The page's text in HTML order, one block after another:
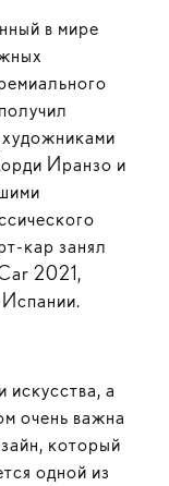
в мире
Иранзо и
кар занял
2021,
а
очень важна
который
одной из